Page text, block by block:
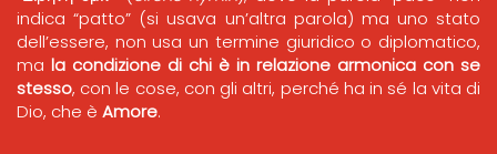
indica “patto” (si usava un’altra parola) ma uno stato
dell’essere, non usa un termine giuridico o diplomatico,
ma la condizione di chi è in relazione armonica con se
stesso, con le cose, con gli altri, perché ha in sé la vita di
Dio, che è Amore.